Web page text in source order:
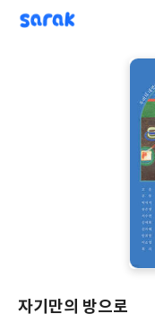
sarak
자기만의 방으로